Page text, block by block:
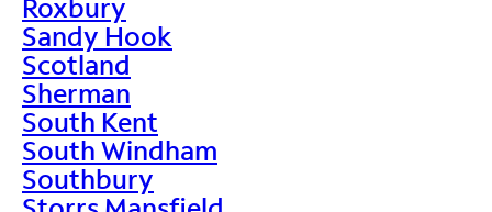
Roxbury
Sandy Hook
Scotland
Sherman
South Kent
South Windham
Southbury